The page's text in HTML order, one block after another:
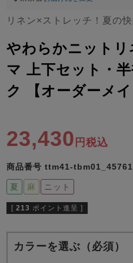
- Item Ranking -
すべての季節のパジ
ガールズ前開
ガールズ 上着
ガールズ
リネン×ストレッチ！夏の
やわらかニット
マ 上下セット・
ク 【オーダーメイ
23,430 税込
商品番号 ttm41-tbm01_45761
夏 麻 ニット
[ 213 ポイント進呈 ]
カラーを選ぶ（必須）